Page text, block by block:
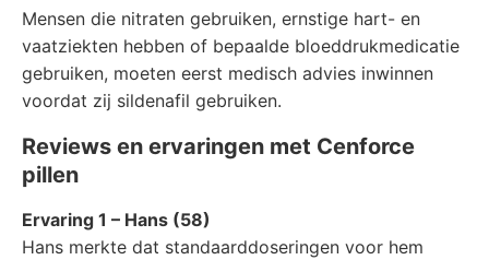
Mensen die nitraten gebruiken, ernstige hart- en
vaatziekten hebben of bepaalde bloeddrukmedicatie
gebruiken, moeten eerst medisch advies inwinnen
voordat zij sildenafil gebruiken.
Reviews en ervaringen met Cenforce
pillen
Ervaring 1 – Hans (58)
Hans merkte dat standaarddoseringen voor hem